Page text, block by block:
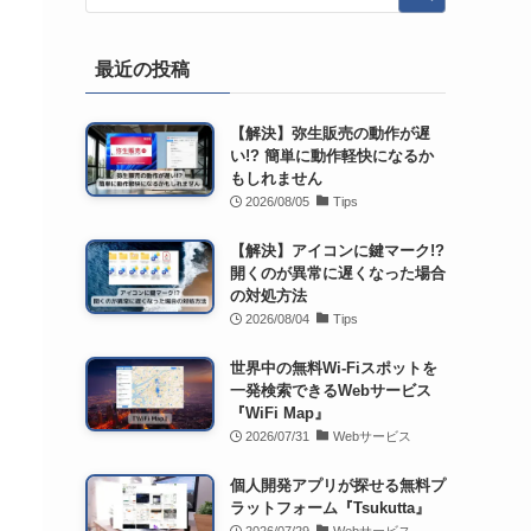
最近の投稿
【解決】弥生販売の動作が遅
い!? 簡単に動作軽快になるか
もしれません
2026/08/05 Tips
【解決】アイコンに鍵マーク!?
開くのが異常に遅くなった場合
の対処方法
2026/08/04 Tips
世界中の無料Wi-Fiスポットを
一発検索できるWebサービス
『WiFi Map』
2026/07/31 Webサービス
個人開発アプリが探せる無料プ
ラットフォーム『Tsukutta』